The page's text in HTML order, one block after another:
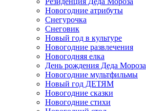
Новогодние атрибуты
Снегурочка
Снеговик
Новый год в культуре
Новогодние развлечения
Новогодняя елка
День рождения Деда Мороза
Новогодние мультфильмы
Новый год ДЕТЯМ
Новогодние сказки
Новогодние стихи